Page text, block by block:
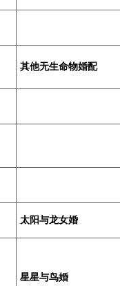
其他无生命物婚配
太阳与龙女婚
星星与鸟婚